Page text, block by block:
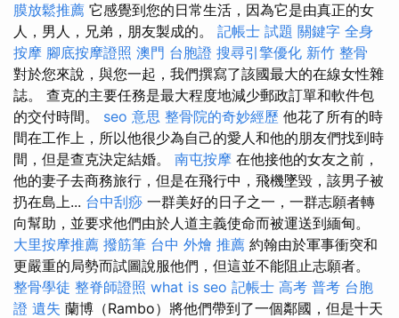
膜放鬆推薦 它感覺到您的日常生活，因為它是由真正的女
人，男人，兄弟，朋友製成的。 記帳士 試題 關鍵字 全身
按摩 腳底按摩證照 澳門 台胞證 搜尋引擎優化 新竹 整骨
對於您來說，與您一起，我們撰寫了該國最大的在線女性雜
誌。 查克的主要任務是最大程度地減少郵政訂單和軟件包
的交付時間。 seo 意思 整骨院的奇妙經歷 他花了所有的時
間在工作上，所以他很少為自己的愛人和他的朋友們找到時
間，但是查克決定結婚。 南屯按摩 在他接他的女友之前，
他的妻子去商務旅行，但是在飛行中，飛機墜毀，該男子被
扔在島上... 台中刮痧 一群美好的日子之一，一群志願者轉
向幫助，並要求他們由於人道主義使命而被運送到緬甸。
大里按摩推薦 撥筋筆 台中 外燴 推薦 約翰由於軍事衝突和
更嚴重的局勢而試圖說服他們，但這並不能阻止志願者。
整骨學徒 整脊師證照 what is seo 記帳士 高考 普考 台胞
證 遺失 蘭博（Rambo）將他們帶到了一個鄰國，但是十天